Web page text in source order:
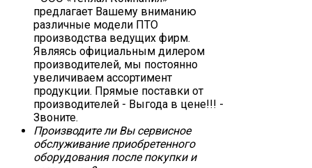
предлагает Вашему вниманию
различные модели ПТО
производства ведущих фирм.
Являясь официальным дилером
производителей, мы постоянно
увеличиваем ассортимент
продукции. Прямые поставки от
производителей - Выгода в цене!!! -
Звоните.
Производите ли Вы сервисное
обслуживание приобретенного
оборудования после покупки и